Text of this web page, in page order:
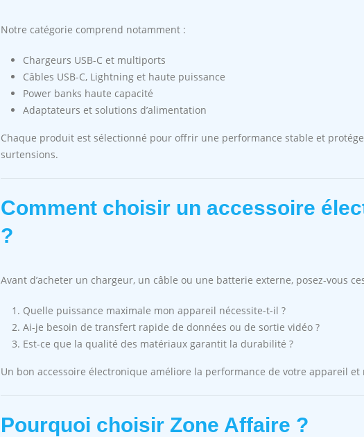
Notre catégorie comprend notamment :
Chargeurs USB-C et multiports
Câbles USB-C, Lightning et haute puissance
Power banks haute capacité
Adaptateurs et solutions d’alimentation
Chaque produit est sélectionné pour offrir une performance stable et
surtensions.
Comment choisir un accessoire
?
Avant d’acheter un chargeur, un câble ou une batterie externe, posez-vous
Quelle puissance maximale mon appareil nécessite-t-il ?
Ai-je besoin de transfert rapide de données ou de sortie vidéo ?
Est-ce que la qualité des matériaux garantit la durabilité ?
Un bon accessoire électronique améliore la performance de votre appareil
Pourquoi choisir Zone Affaire ?